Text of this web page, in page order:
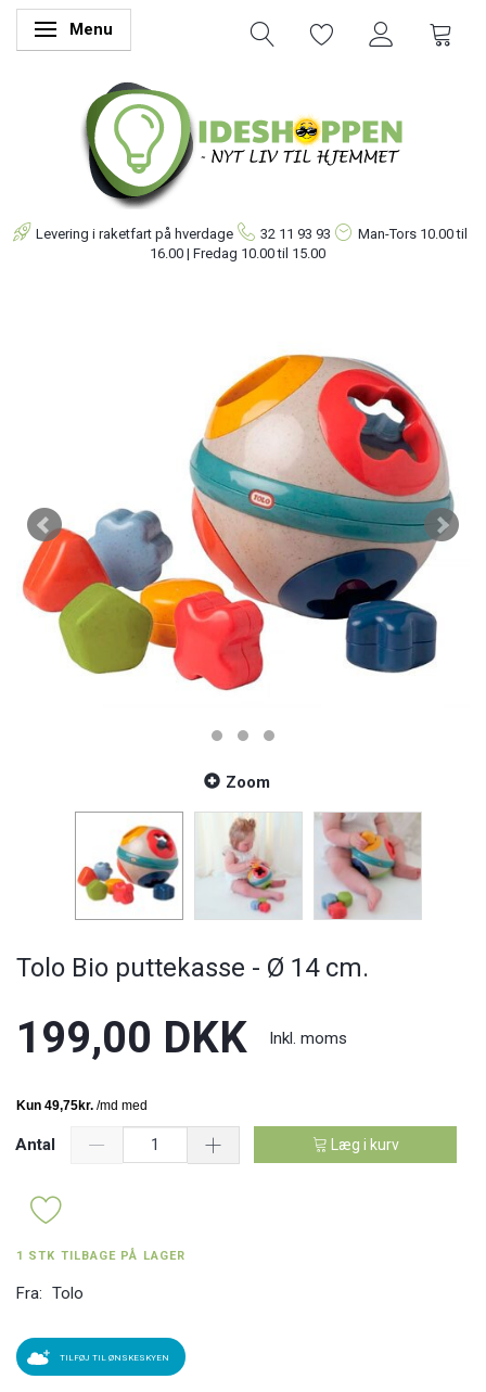
Skifte navigation
Menu
Levering i raketfart på hverdage 32 11 93 93 Man-Tors 10.00 til
16.00 | Fredag 10.00 til 15.00
Zoom
Tolo Bio puttekasse - Ø 14 cm.
199,00 DKK Inkl. moms
Antal Læg i kurv
1 STK TILBAGE PÅ LAGER
Fra: Tolo
TILFØJ TIL ØNSKESKYEN